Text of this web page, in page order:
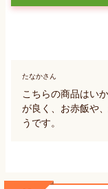
たなかさん
こちらの商品はい
が良く、お赤飯や
うです。